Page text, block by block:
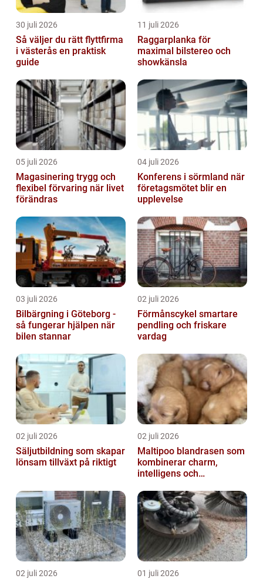
30 juli 2026
Så väljer du rätt flyttfirma
i västerås en praktisk
guide
11 juli 2026
Raggarplanka för
maximal bilstereo och
showkänsla
05 juli 2026
Magasinering trygg och
flexibel förvaring när livet
förändras
04 juli 2026
Konferens i sörmland när
företagsmötet blir en
upplevelse
03 juli 2026
Bilbärgning i Göteborg -
så fungerar hjälpen när
bilen stannar
02 juli 2026
Förmånscykel smartare
pendling och friskare
vardag
02 juli 2026
Säljutbildning som skapar
lönsam tillväxt på riktigt
02 juli 2026
Maltipoo blandrasen som
kombinerar charm,
intelligens och
02 juli 2026 01 juli 2026